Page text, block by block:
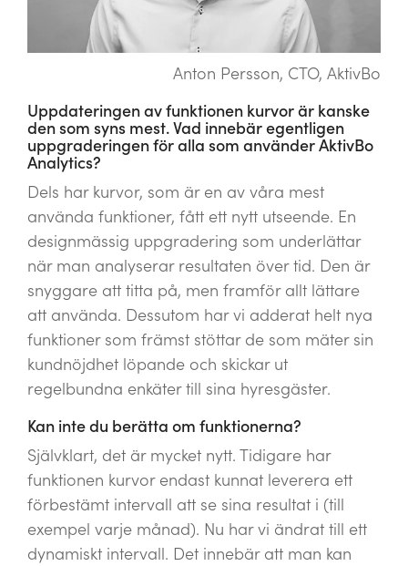
Anton Persson, CTO, AktivBo
Uppdateringen av funktionen kurvor är kanske
den som syns mest. Vad innebär egentligen
uppgraderingen för alla som använder AktivBo
Analytics?
Dels har kurvor, som är en av våra mest
använda funktioner, fått ett nytt utseende. En
designmässig uppgradering som underlättar
när man analyserar resultaten över tid. Den är
snyggare att titta på, men framför allt lättare
att använda. Dessutom har vi adderat helt nya
funktioner som främst stöttar de som mäter sin
kundnöjdhet löpande och skickar ut
regelbundna enkäter till sina hyresgäster.
Kan inte du berätta om funktionerna?
Självklart, det är mycket nytt. Tidigare har
funktionen kurvor endast kunnat leverera ett
förbestämt intervall att se sina resultat i (till
exempel varje månad). Nu har vi ändrat till ett
dynamiskt intervall. Det innebär att man kan